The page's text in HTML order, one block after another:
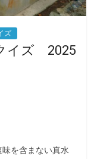
ズ
イズ 2025
を含まない真水